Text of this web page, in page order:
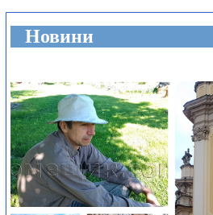
Новини